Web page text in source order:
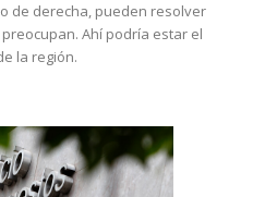
de derecha, pueden resolver
Ahí podría estar el
la región.